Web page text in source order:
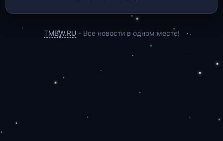
TMBW.RU - Все новости в одном месте!